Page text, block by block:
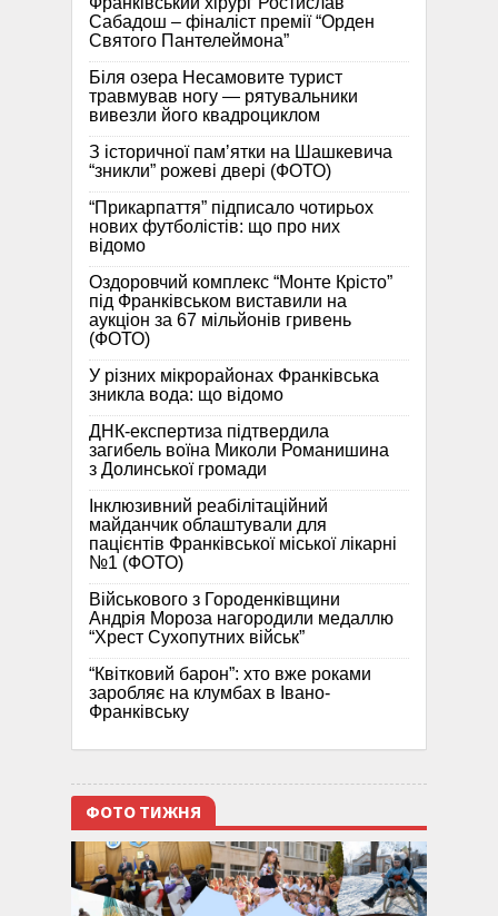
Сабадош – фіналіст премії “Орден
Святого Пантелеймона”
Біля озера Несамовите турист
травмував ногу — рятувальники
вивезли його квадроциклом
З історичної памʼятки на Шашкевича
“зникли” рожеві двері (ФОТО)
“Прикарпаття” підписало чотирьох
нових футболістів: що про них
відомо
Оздоровчий комплекс “Монте Крісто”
під Франківськом виставили на
аукціон за 67 мільйонів гривень
(ФОТО)
У різних мікрорайонах Франківська
зникла вода: що відомо
ДНК-експертиза підтвердила
загибель воїна Миколи Романишина
з Долинської громади
Інклюзивний реабілітаційний
майданчик облаштували для
пацієнтів Франківської міської лікарні
№1 (ФОТО)
Військового з Городенківщини
Андрія Мороза нагородили медаллю
“Хрест Сухопутних військ”
“Квітковий барон”: хто вже роками
заробляє на клумбах в Івано-
Франківську
ФОТО ТИЖНЯ